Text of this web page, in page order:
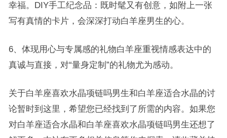
幸福。DIY手工纪念品：既时髦又有创意，如附上一张
写有真情的卡片，会深深打动白羊座男生的心。
6、体现用心与专属感的礼物白羊座重视情感表达中的
真诚与直接，对“量身定制”的礼物尤为感动。
关于白羊座喜欢水晶项链吗男生和白羊座适合水晶的讨
论暂时到这里，希望您已经找到了所需的内容。如果您
对白羊座适合水晶和白羊座喜欢水晶项链吗男生还想了